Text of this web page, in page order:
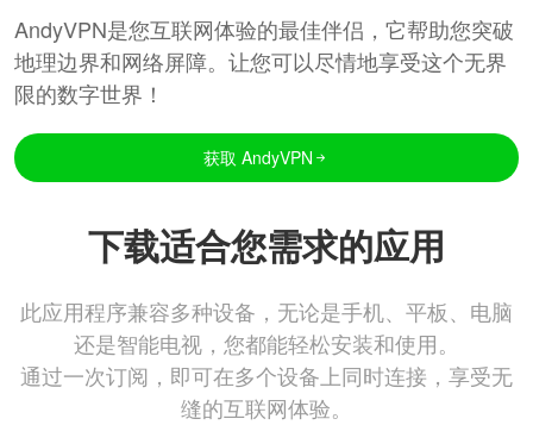
AndyVPN是您互联网体验的最佳伴侣，它帮助您突破
地理边界和网络屏障。让您可以尽情地享受这个无界
限的数字世界！
获取 AndyVPN
下载适合您需求的应用
此应用程序兼容多种设备，无论是手机、平板、电脑
还是智能电视，您都能轻松安装和使用。
通过一次订阅，即可在多个设备上同时连接，享受无
缝的互联网体验。